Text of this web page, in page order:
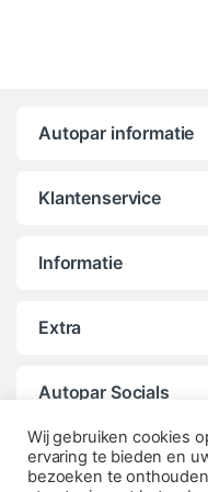
Autopar informatie
Klantenservice
Informatie
Extra
Autopar Socials
Wij gebruiken cookies
ervaring te bieden en
bezoeken te